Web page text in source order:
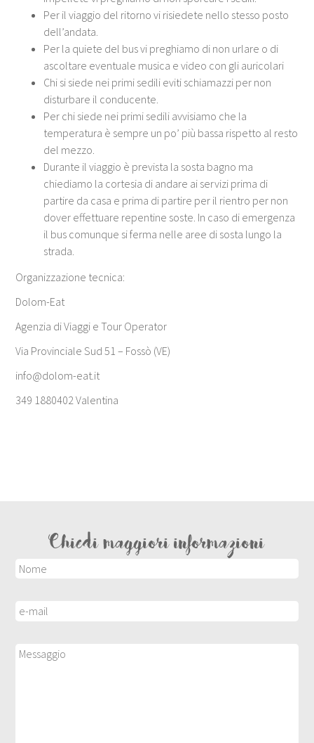
Per il viaggio del ritorno vi risiedete nello stesso posto
dell’andata.
Per la quiete del bus vi preghiamo di non urlare o di
ascoltare eventuale musica e video con gli auricolari
Chi si siede nei primi sedili eviti schiamazzi per non
disturbare il conducente.
Per chi siede nei primi sedili avvisiamo che la
temperatura è sempre un po’ più bassa rispetto al resto
del mezzo.
Durante il viaggio è prevista la sosta bagno ma
chiediamo la cortesia di andare ai servizi prima di
partire da casa e prima di partire per il rientro per non
dover effettuare repentine soste. In caso di emergenza
il bus comunque si ferma nelle aree di sosta lungo la
strada.
Organizzazione tecnica:
Dolom-Eat
Agenzia di Viaggi e Tour Operator
Via Provinciale Sud 51 – Fossò (VE)
info@dolom-eat.it
349 1880402 Valentina
Chiedi maggiori informazioni